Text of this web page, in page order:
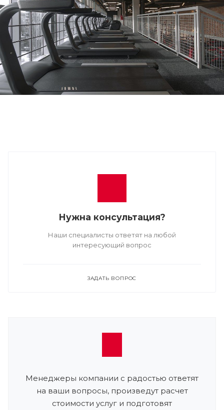
Нужна консультация?
Наши специалисты ответят на любой
интересующий вопрос
ЗАДАТЬ ВОПРОС
Менеджеры компании с радостью ответят
на ваши вопросы, произведут расчет
стоимости услуг и подготовят